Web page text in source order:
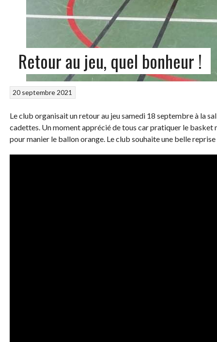
Retour au jeu, quel bonheur !
20 septembre 2021
Le club organisait un retour au jeu samedi 18 septembre à la
cadettes. Un moment apprécié de tous car pratiquer le basket
pour manier le ballon orange. Le club souhaite une belle reprise